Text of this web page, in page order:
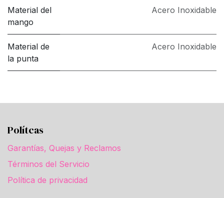
Material del
mango
Acero Inoxidable
Material de
la punta
Acero Inoxidable
Polítcas
Garantías, Quejas y Reclamos
Términos del Servicio
Política de privacidad